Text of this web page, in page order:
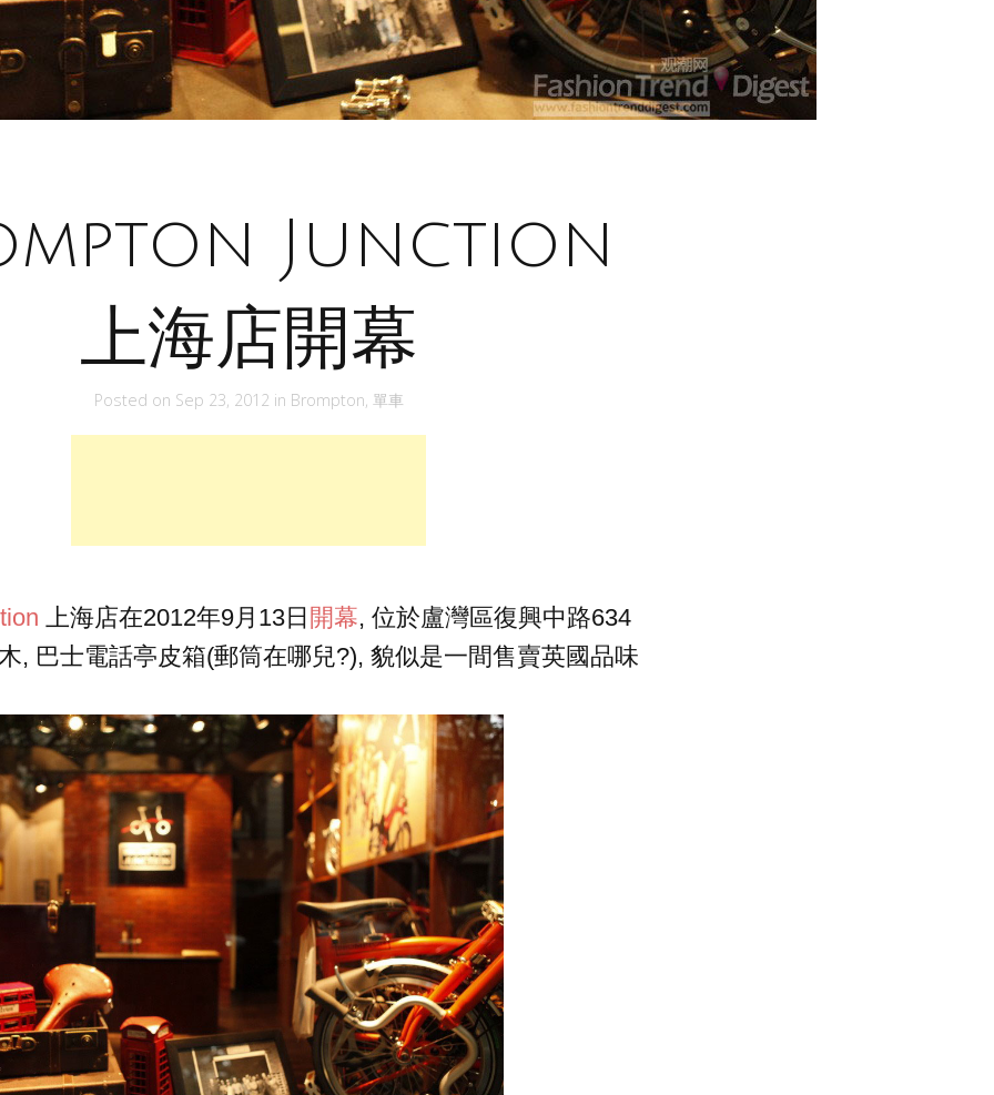
Junction
上海店開幕
Posted on Sep 23, 2012 in Brompton, 單車
上海店在2012年9月13日 開幕, 位於盧灣區復興中路634
, 巴士電話亭皮箱(郵筒在哪兒?), 貌似是一間售賣英國品味